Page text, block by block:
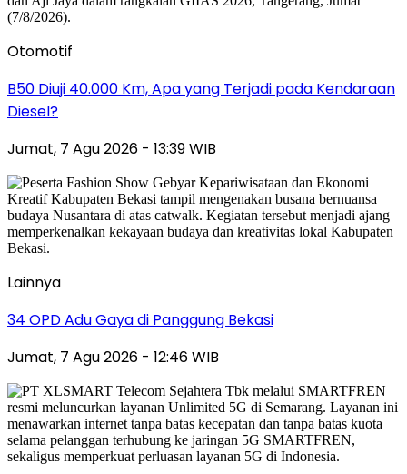
Otomotif
B50 Diuji 40.000 Km, Apa yang Terjadi pada Kendaraan
Diesel?
Jumat, 7 Agu 2026 - 13:39 WIB
Lainnya
34 OPD Adu Gaya di Panggung Bekasi
Jumat, 7 Agu 2026 - 12:46 WIB